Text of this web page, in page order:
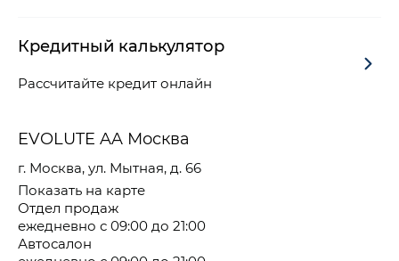
Кредитный калькулятор
Рассчитайте кредит онлайн
EVOLUTE AA Москва
г. Москва, ул. Мытная, д. 66
Показать на карте
Отдел продаж
ежедневно с 09:00 до 21:00
Автосалон